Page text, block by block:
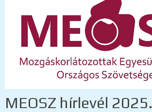
MEOSZ hírlevél